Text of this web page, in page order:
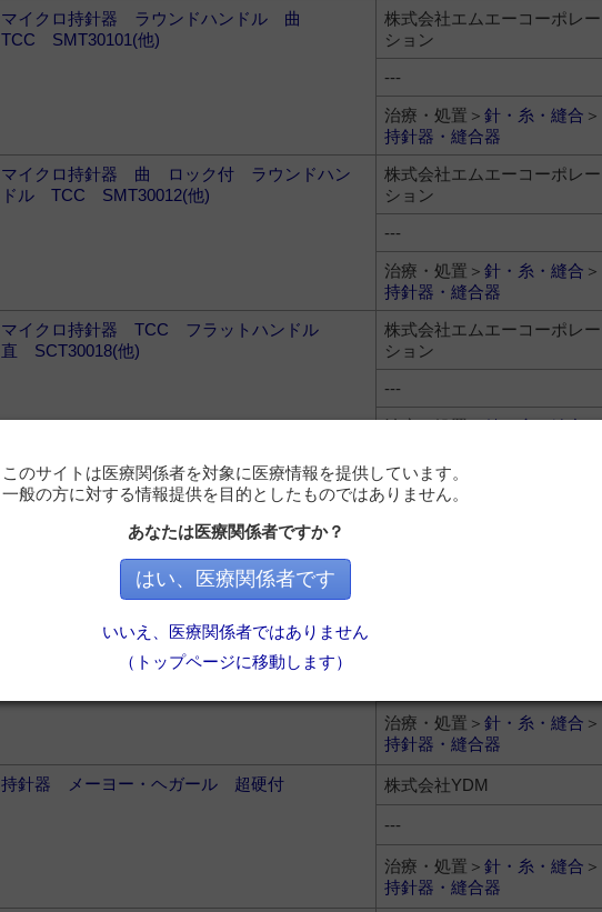
マイクロ持針器 ラウンドハンドル 曲
TCC SMT30101(他)
株式会社エムエーコーポレー
ション
---
治療・処置＞ 針・糸・縫合 ＞
持針器・縫合器
マイクロ持針器 曲 ロック付 ラウンドハン
ドル TCC SMT30012(他)
株式会社エムエーコーポレー
ション
---
治療・処置＞ 針・糸・縫合 ＞
持針器・縫合器
マイクロ持針器 TCC フラットハンドル
直 SCT30018(他)
株式会社エムエーコーポレー
ション
---
治療・処置＞針・糸・縫合＞
ロイコクリップ SDハンドル
スミス・アンド・ネフュー株
式会社
テンションメーター
治療・処置＞ 針・糸・縫合 ＞
持針器・縫合器
持針器 メーヨー・ヘガール 超硬付 株式会社YDM
---
治療・処置＞ 針・糸・縫合 ＞
持針器・縫合器
このサイトは医療関係者を対象に医療情報を提供しています。
一般の方に対する情報提供を目的としたものではありません。
あなたは医療関係者ですか？
はい、医療関係者です
いいえ、医療関係者ではありません
（トップページに移動します）